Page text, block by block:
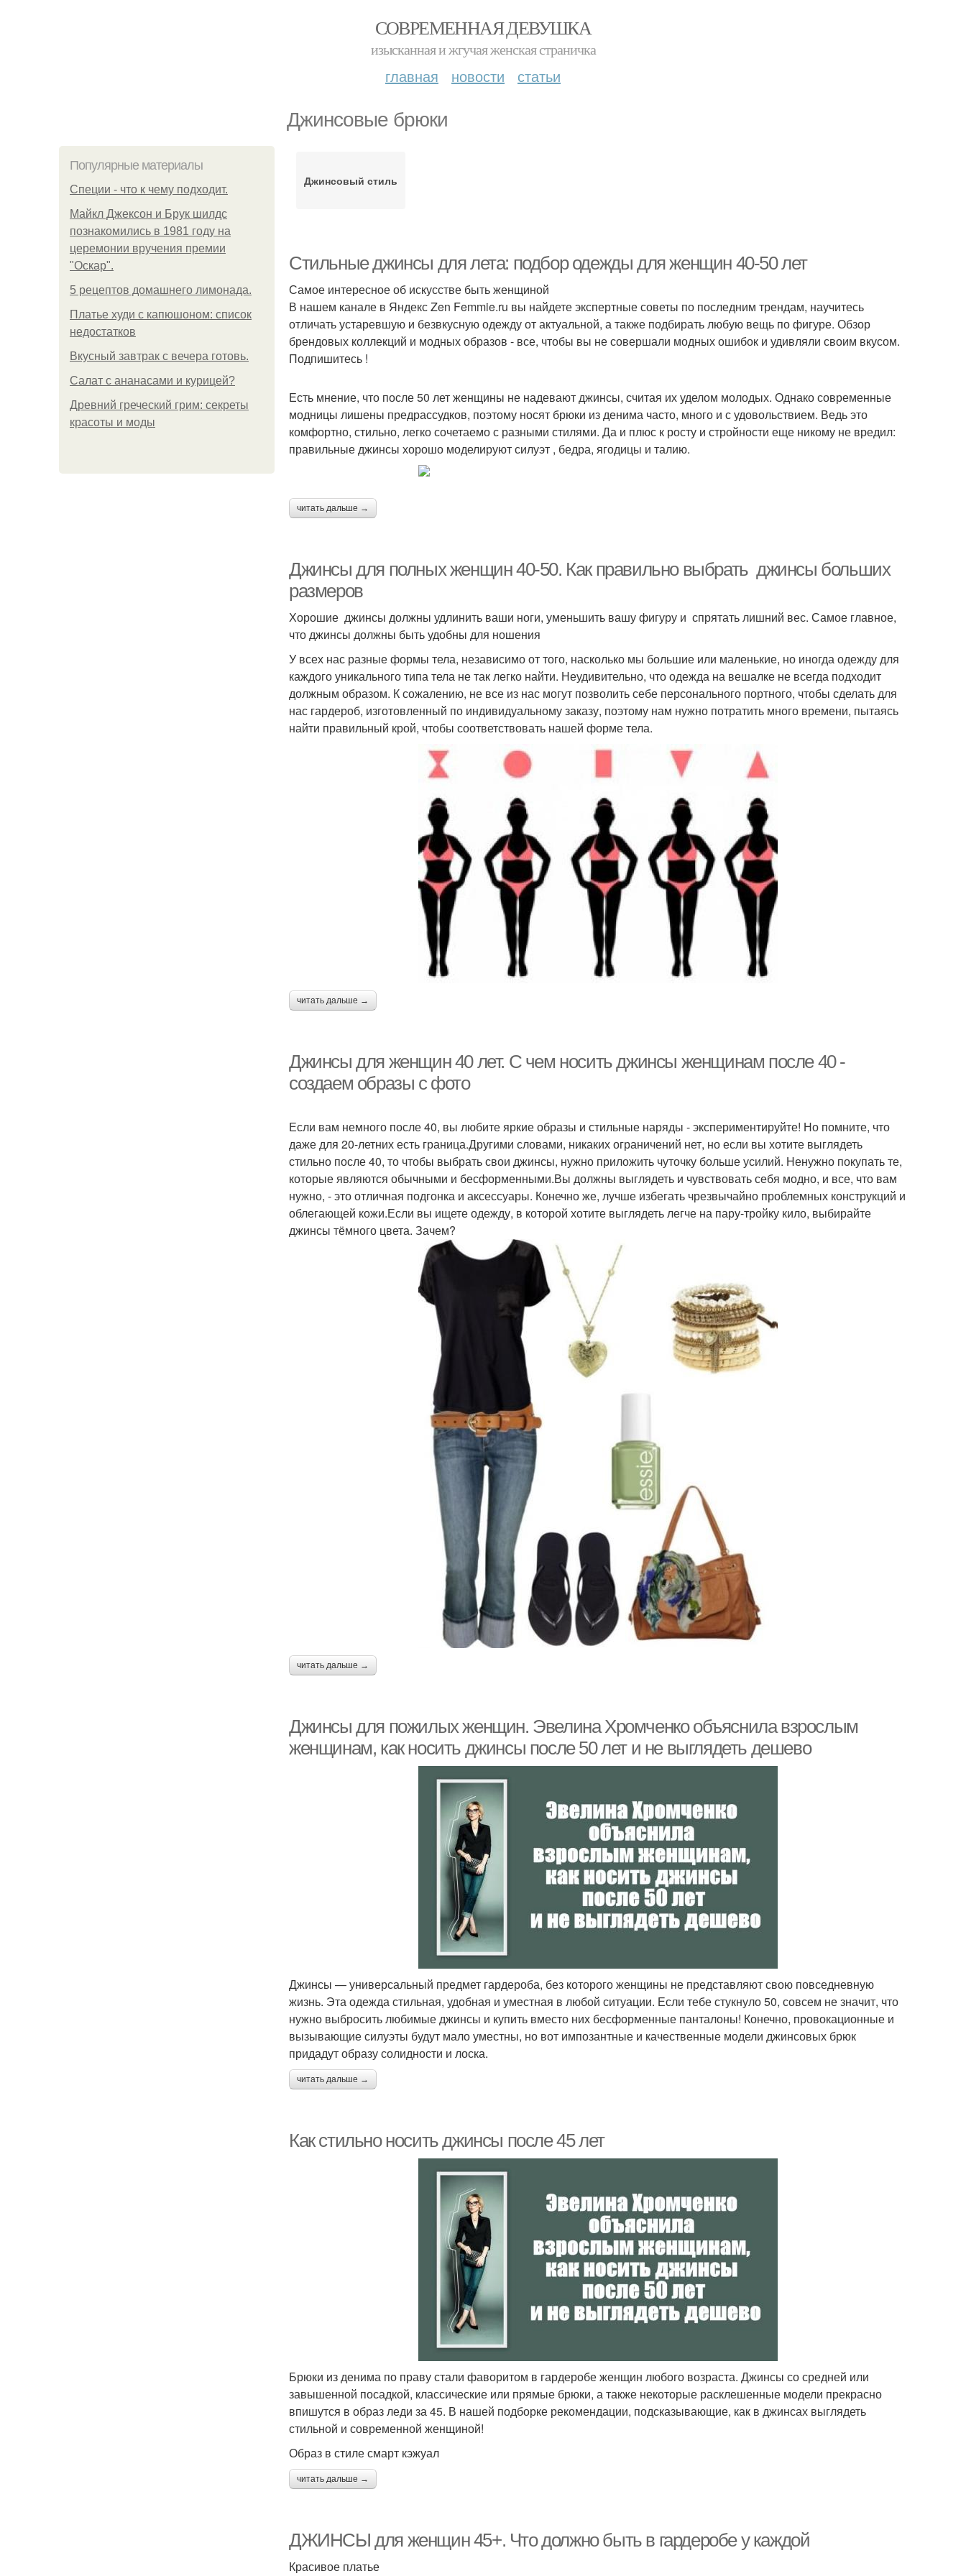
СОВРЕМЕННАЯ ДЕВУШКА
изысканная и жгучая женская страничка
главная новости статьи
Джинсовые брюки
Популярные материалы
Специи - что к чему подходит.
Майкл Джексон и Брук шилдс
познакомились в 1981 году на
церемонии вручения премии
"Оскар".
5 рецептов домашнего лимонада.
Платье худи с капюшоном: список
недостатков
Вкусный завтрак с вечера готовь.
Салат с ананасами и курицей?
Древний греческий грим: секреты
красоты и моды
Джинсовый стиль
Стильные джинсы для лета: подбор одежды для женщин 40-50 лет
Самое интересное об искусстве быть женщиной
В нашем канале в Яндекс Zen Femmie.ru вы найдете экспертные советы по последним трендам, научитесь
отличать устаревшую и безвкусную одежду от актуальной, а также подбирать любую вещь по фигуре. Обзор
брендовых коллекций и модных образов - все, чтобы вы не совершали модных ошибок и удивляли своим вкусом.
Подпишитесь !
Есть мнение, что после 50 лет женщины не надевают джинсы, считая их уделом молодых. Однако современные
модницы лишены предрассудков, поэтому носят брюки из денима часто, много и с удовольствием. Ведь это
комфортно, стильно, легко сочетаемо с разными стилями. Да и плюс к росту и стройности еще никому не вредил:
правильные джинсы хорошо моделируют силуэт , бедра, ягодицы и талию.
читать дальше →
Джинсы для полных женщин 40-50. Как правильно выбрать джинсы больших
размеров
Хорошие джинсы должны удлинить ваши ноги, уменьшить вашу фигуру и спрятать лишний вес. Самое главное,
что джинсы должны быть удобны для ношения
У всех нас разные формы тела, независимо от того, насколько мы большие или маленькие, но иногда одежду для
каждого уникального типа тела не так легко найти. Неудивительно, что одежда на вешалке не всегда подходит
должным образом. К сожалению, не все из нас могут позволить себе персонального портного, чтобы сделать для
нас гардероб, изготовленный по индивидуальному заказу, поэтому нам нужно потратить много времени, пытаясь
найти правильный крой, чтобы соответствовать нашей форме тела.
читать дальше →
Джинсы для женщин 40 лет. С чем носить джинсы женщинам после 40 -
создаем образы с фото
Если вам немного после 40, вы любите яркие образы и стильные наряды - экспериментируйте! Но помните, что
даже для 20-летних есть граница.Другими словами, никаких ограничений нет, но если вы хотите выглядеть
стильно после 40, то чтобы выбрать свои джинсы, нужно приложить чуточку больше усилий. Ненужно покупать те,
которые являются обычными и бесформенными.Вы должны выглядеть и чувствовать себя модно, и все, что вам
нужно, - это отличная подгонка и аксессуары. Конечно же, лучше избегать чрезвычайно проблемных конструкций и
облегающей кожи.Если вы ищете одежду, в которой хотите выглядеть легче на пару-тройку кило, выбирайте
джинсы тёмного цвета. Зачем?
читать дальше →
Джинсы для пожилых женщин. Эвелина Хромченко объяснила взрослым
женщинам, как носить джинсы после 50 лет и не выглядеть дешево
Джинсы — универсальный предмет гардероба, без которого женщины не представляют свою повседневную
жизнь. Эта одежда стильная, удобная и уместная в любой ситуации. Если тебе стукнуло 50, совсем не значит, что
нужно выбросить любимые джинсы и купить вместо них бесформенные панталоны! Конечно, провокационные и
вызывающие силуэты будут мало уместны, но вот импозантные и качественные модели джинсовых брюк
придадут образу солидности и лоска.
читать дальше →
Как стильно носить джинсы после 45 лет
Брюки из денима по праву стали фаворитом в гардеробе женщин любого возраста. Джинсы со средней или
завышенной посадкой, классические или прямые брюки, а также некоторые расклешенные модели прекрасно
впишутся в образ леди за 45. В нашей подборке рекомендации, подсказывающие, как в джинсах выглядеть
стильной и современной женщиной!
Образ в стиле смарт кэжуал
читать дальше →
ДЖИНСЫ для женщин 45+. Что должно быть в гардеробе у каждой
Красивое платье